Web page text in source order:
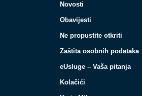
Novosti
Obavijesti
Ne propustite otkriti
Zaštita osobnih podataka
eUsluge – Vaša pitanja
Kolačići